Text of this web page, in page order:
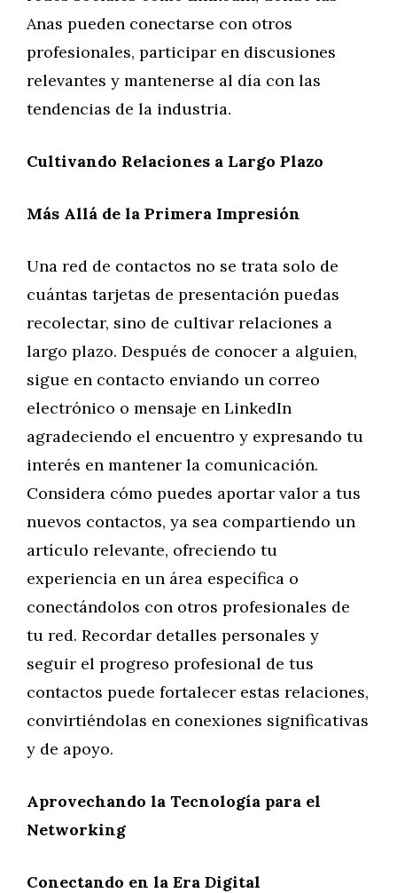
Anas pueden conectarse con otros
profesionales, participar en discusiones
relevantes y mantenerse al día con las
tendencias de la industria.
Cultivando Relaciones a Largo Plazo
Más Allá de la Primera Impresión
Una red de contactos no se trata solo de
cuántas tarjetas de presentación puedas
recolectar, sino de cultivar relaciones a
largo plazo. Después de conocer a alguien,
sigue en contacto enviando un correo
electrónico o mensaje en LinkedIn
agradeciendo el encuentro y expresando tu
interés en mantener la comunicación.
Considera cómo puedes aportar valor a tus
nuevos contactos, ya sea compartiendo un
artículo relevante, ofreciendo tu
experiencia en un área específica o
conectándolos con otros profesionales de
tu red. Recordar detalles personales y
seguir el progreso profesional de tus
contactos puede fortalecer estas relaciones,
convirtiéndolas en conexiones significativas
y de apoyo.
Aprovechando la Tecnología para el
Networking
Conectando en la Era Digital